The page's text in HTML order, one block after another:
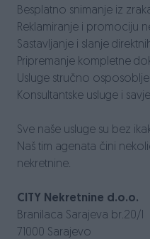
Besplatno snimanje iz
Reklamiranje i promociju
Sastavljanje i slanje
Pripremanje kompletne
Usluge stručno
Konsultantske usluge i
Sve naše usluge su bez
Naš tim agenata čini
nekretnine.
CITY Nekretnine d.o.o.
Branilaca Sarajeva br.20/I
71000 Sarajevo